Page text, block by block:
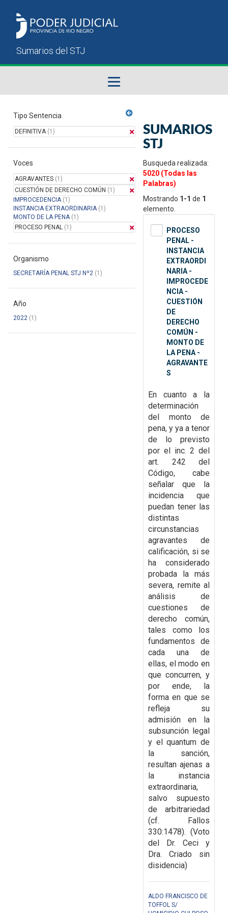
Sumarios del STJ
Manual del Usuario
Tipo Sentencia
DEFINITIVA(1)
Voces
AGRAVANTES (1)
CUESTIÓN DE DERECHO COMÚN (1)
IMPROCEDENCIA(1)
INSTANCIA EXTRAORDINARIA(1)
MONTO DE LA PENA(1)
PROCESO PENAL (1)
Organismo
SECRETARÍA PENAL STJ Nº2 (1)
Año
2022 (1)
SUMARIOS
STJ
Busqueda realizada:
5020 (Todas las
Palabras)
Mostrando 1-1 de 1
elemento.
PROCESO
PENAL -
INSTANCIA
EXTRAORDI
NARIA -
IMPROCEDE
NCIA -
CUESTIÓN
DE
DERECHO
COMÚN -
MONTO DE
LA PENA -
AGRAVANTE
S
En cuanto a la
determinación
del monto de
pena, y ya a tenor
de lo previsto
por el inc. 2 del
art. 242 del
Código, cabe
señalar que la
incidencia que
puedan tener las
distintas
circunstancias
agravantes de
calificación, si se
ha considerado
probada la más
severa, remite al
análisis de
cuestiones de
derecho común,
tales como los
fundamentos de
cada una de
ellas, el modo en
que concurren, y
por ende, la
forma en que se
refleja su
admisión en la
subsunción legal
y el quantum de
la sanción,
resultan ajenas a
la instancia
extraordinaria,
salvo supuesto
de arbitrariedad
(cf. Fallos
330:1478). (Voto
del Dr. Ceci y
Dra. Criado sin
disidencia)
ALDO FRANCISCO DE
TOFFOL S/